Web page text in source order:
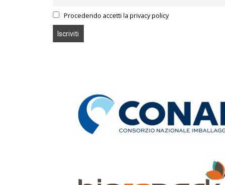
Procedendo accetti la privacy policy